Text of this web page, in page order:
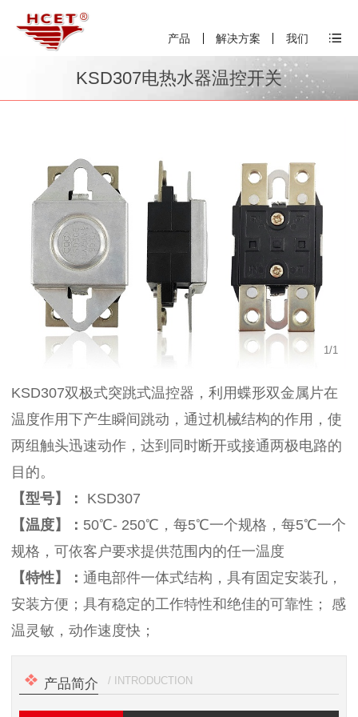
产品 解决方案 我们
KSD307电热水器温控开关
1/1
KSD307双极式突跳式温控器，利用蝶形双金属片在
温度作用下产生瞬间跳动，通过机械结构的作用，使
两组触头迅速动作，达到同时断开或接通两极电路的
目的。
【型号】：
KSD307
【温度】： 50℃- 250℃，每5℃一个规格，每5℃一个
规格，可依客户要求提供范围内的任一温度
【特性】： 通电部件一体式结构，具有固定安装孔，
安装方便；具有稳定的工作特性和绝佳的可靠性； 感
温灵敏，动作速度快；
产品简介 / INTRODUCTION